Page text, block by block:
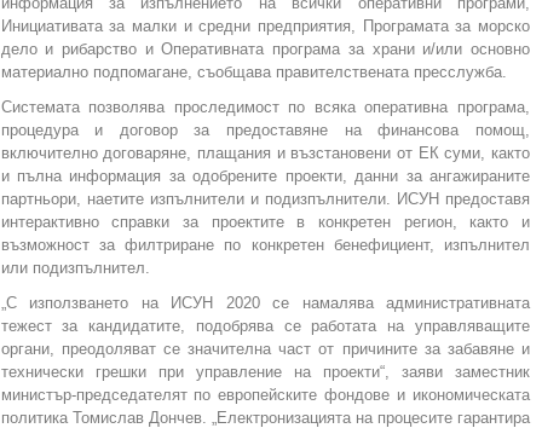
Инициативата за малки и средни предприятия, Програмата за морско
дело и рибарство и Oперативната програма за храни и/или основно
материално подпомагане, съобщава правителствената пресслужба.
Системата позволява проследимост по всяка оперативна програма,
процедура и договор за предоставяне на финансова помощ,
включително договаряне, плащания и възстановени от ЕК суми, както
и пълна информация за одобрените проекти, данни за ангажираните
партньори, наетите изпълнители и подизпълнители. ИСУН предоставя
интерактивно справки за проектите в конкретен регион, както и
възможност за филтриране по конкретен бенефициент, изпълнител
или подизпълнител.
„С използването на ИСУН 2020 се намалява административната
тежест за кандидатите, подобрява се работата на управляващите
органи, преодоляват се значителна част от причините за забавяне и
технически грешки при управление на проекти“, заяви заместник
министър-председателят по европейските фондове и икономическата
политика Томислав Дончев. „Електронизацията на процесите гарантира